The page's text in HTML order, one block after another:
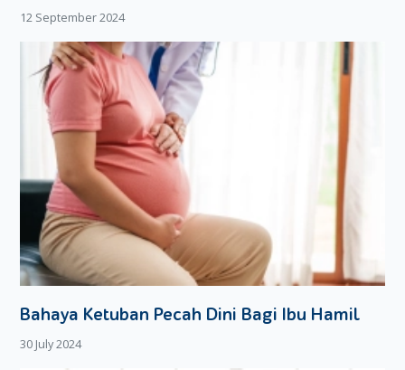
12 September 2024
Bahaya Ketuban Pecah Dini Bagi Ibu Hamil
30 July 2024